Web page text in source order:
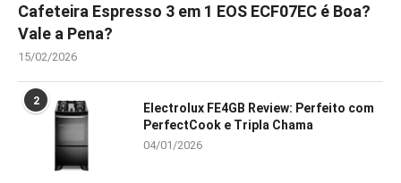
Cafeteira Espresso 3 em 1 EOS ECF07EC é Boa?
Vale a Pena?
15/02/2026
2
Electrolux FE4GB Review: Perfeito com
PerfectCook e Tripla Chama
04/01/2026